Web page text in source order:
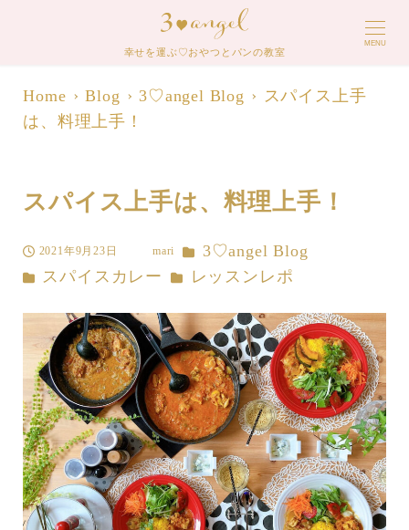
幸せを運ぶ♡おやつとパンの教室
MENU
Home Blog 3♡angel Blog
スパイス上手
は、料理上手！
スパイス上手は、料理上手！
投稿日
2021年9月23日
者
mari カテゴリー
3♡angel Blog
カテゴリー
スパイスカレー カテゴリー
レッスンレポ